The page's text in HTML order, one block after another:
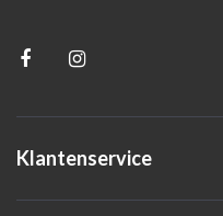
Klantenservice